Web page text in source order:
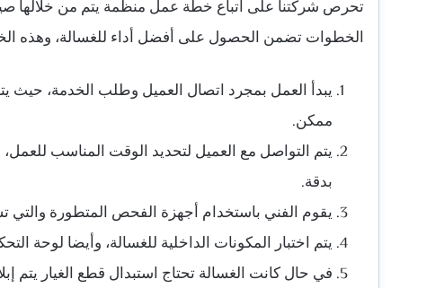
تحرص شركتنا على اتباع خطة عمل منظمة يتم من خلالها
الخطوات تضمن الحصول على أفضل أداء للغسالة، وهذه
يبدأ العمل بمجرد اتصال العميل وطلب الخدمة،
ممكن.
يتم التواصل مع العميل لتحديد الوقت المناسب
بدقة.
يقوم الفني باستخدام أجهزة الفحص المتطورة
يتم اختبار المكونات الداخلية للغسالة، وأيضا لوحة
في حال كانت الغسالة تحتاج استبدال قطع الغيار يتم